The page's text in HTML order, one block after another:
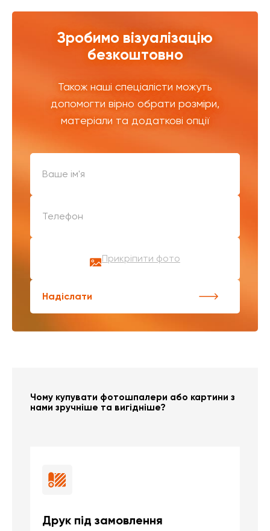
Зробимо візуалізацію
безкоштовно
Також наші спеціалісти можуть
допомогти вірно обрати розміри,
матеріали та додаткові опції
Прикріпити фото
Надіслати
Чому купувати фотошпалери або картини з
нами зручніше та вигідніше?
Друк під замовлення